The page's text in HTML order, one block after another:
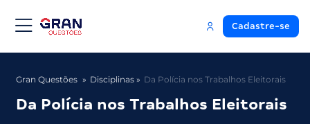
Cadastre-se
Gran Questões Disciplinas Da Polícia nos Trabalhos Eleitorais
Da Polícia nos Trabalhos Eleitorais